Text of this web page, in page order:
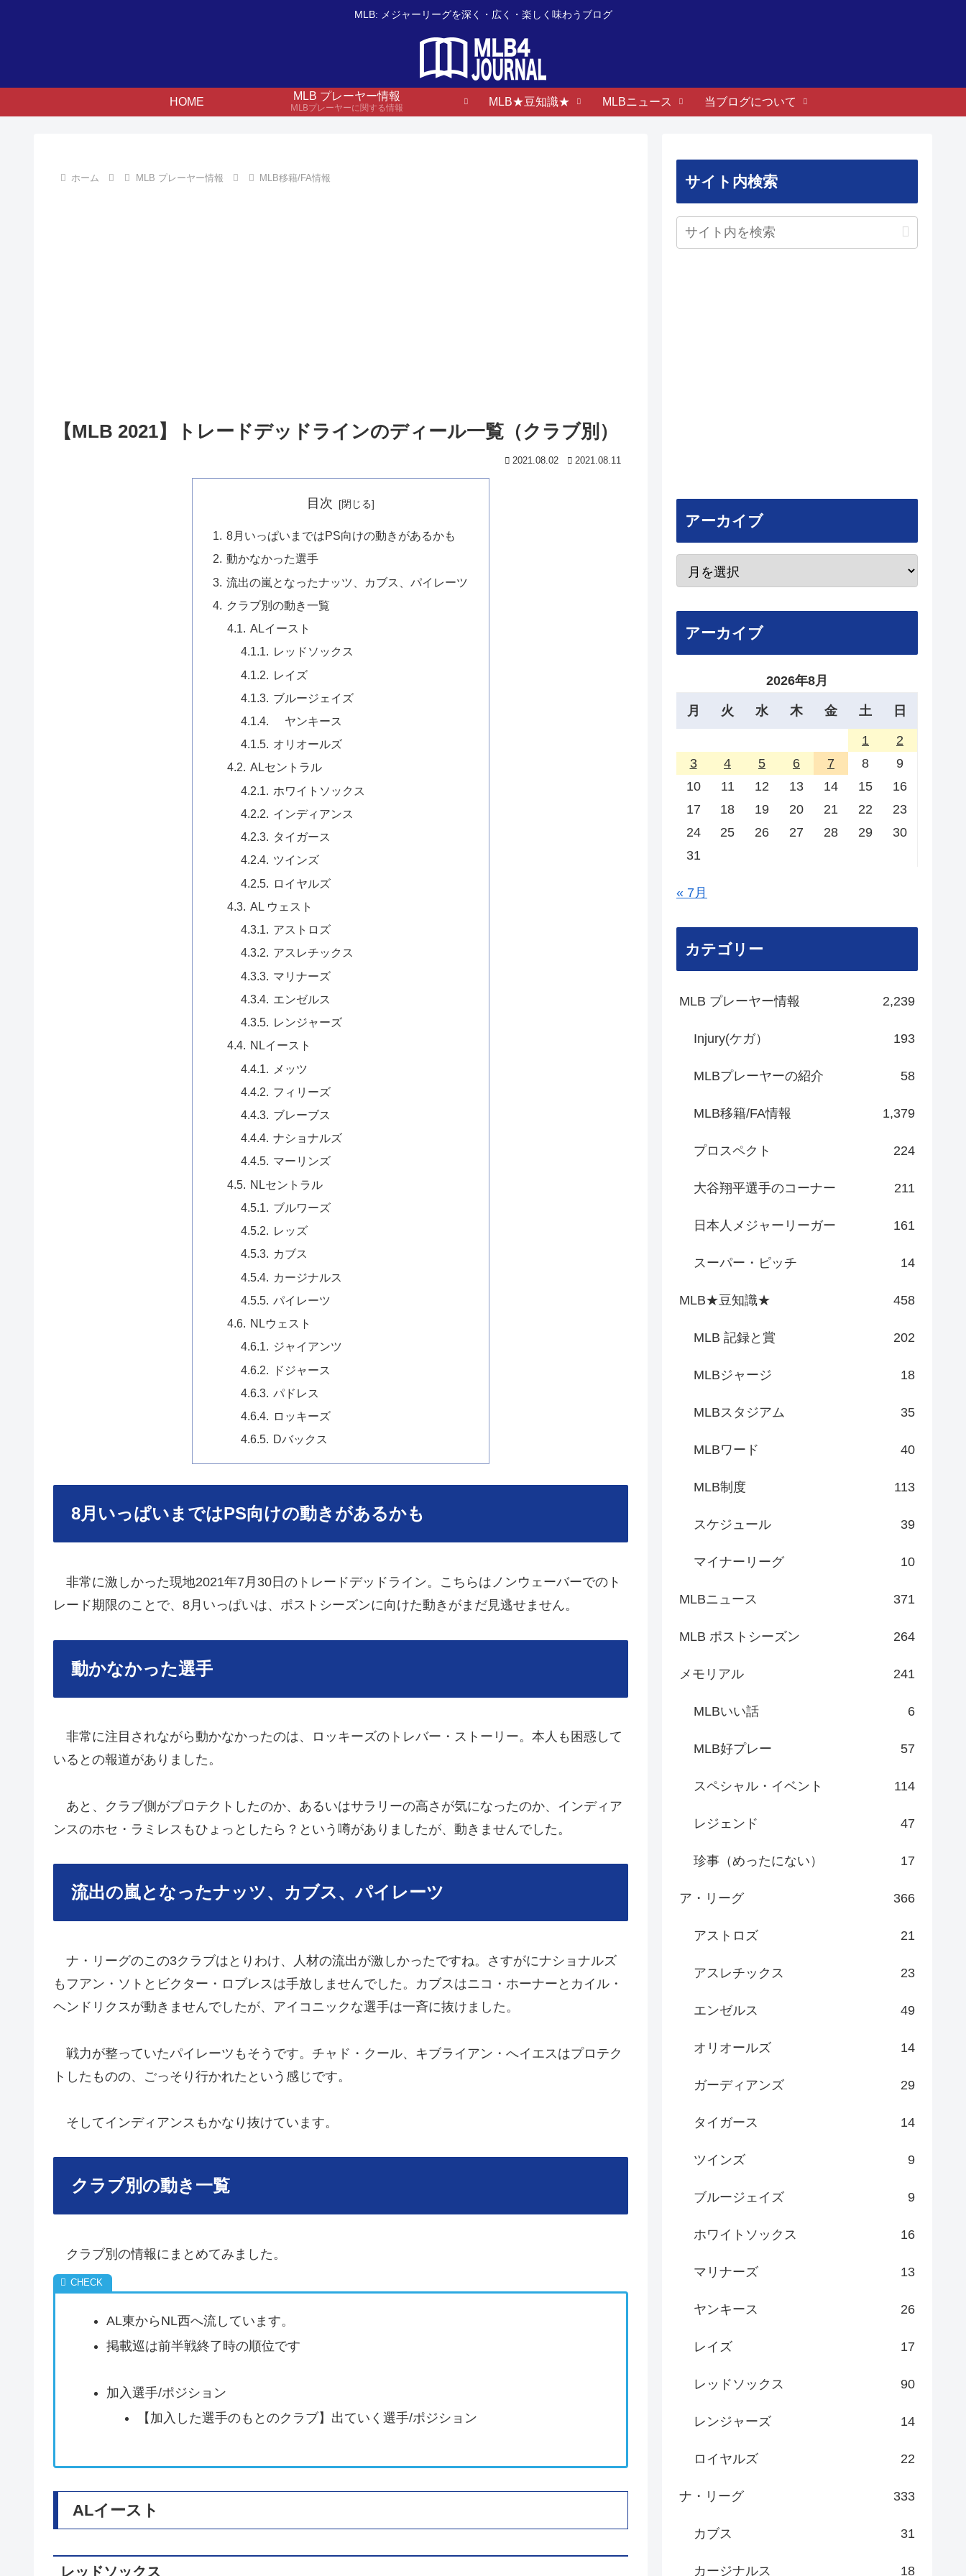
MLB: メジャーリーグを深く・広く・楽しく味わうブログ
HOME
MLB プレーヤー情報
MLBプレーヤーに関する情報
MLB★豆知識★ MLBニュース 当ブログについて
ホーム MLB プレーヤー情報 MLB移籍/FA情報
【MLB 2021】トレードデッドラインのディール一覧（クラブ別）
2021.08.02 2021.08.11
目次
8月いっぱいまではPS向けの動きがあるかも
動かなかった選手
流出の嵐となったナッツ、カブス、パイレーツ
クラブ別の動き一覧
ALイースト
レッドソックス
レイズ
ブルージェイズ
ヤンキース
オリオールズ
ALセントラル
ホワイトソックス
インディアンス
タイガース
ツインズ
ロイヤルズ
AL ウェスト
アストロズ
アスレチックス
マリナーズ
エンゼルス
レンジャーズ
NLイースト
メッツ
フィリーズ
ブレーブス
ナショナルズ
マーリンズ
NLセントラル
ブルワーズ
レッズ
カブス
カージナルス
パイレーツ
NLウェスト
ジャイアンツ
ドジャース
パドレス
ロッキーズ
Dバックス
8月いっぱいまではPS向けの動きがあるかも
非常に激しかった現地2021年7月30日のトレードデッドライン。こちらはノンウェーバーでのト
レード期限のことで、8月いっぱいは、ポストシーズンに向けた動きがまだ見逃せません。
動かなかった選手
非常に注目されながら動かなかったのは、ロッキーズのトレバー・ストーリー。本人も困惑して
いるとの報道がありました。
あと、クラブ側がプロテクトしたのか、あるいはサラリーの高さが気になったのか、インディア
ンスのホセ・ラミレスもひょっとしたら？という噂がありましたが、動きませんでした。
流出の嵐となったナッツ、カブス、パイレーツ
ナ・リーグのこの3クラブはとりわけ、人材の流出が激しかったですね。さすがにナショナルズ
もフアン・ソトとビクター・ロブレスは手放しませんでした。カブスはニコ・ホーナーとカイル・
ヘンドリクスが動きませんでしたが、アイコニックな選手は一斉に抜けました。
戦力が整っていたパイレーツもそうです。チャド・クール、キブライアン・へイエスはプロテク
トしたものの、ごっそり行かれたという感じです。
そしてインディアンスもかなり抜けています。
クラブ別の動き一覧
クラブ別の情報にまとめてみました。
AL東からNL西へ流しています。
掲載巡は前半戦終了時の順位です
加入選手/ポジション
【加入した選手のもとのクラブ】出ていく選手/ポジション
ALイースト
レッドソックス
サイト内検索
アーカイブ
アーカイブ
2026年8月
月 火 水 木 金 土 日
1
2
3
4 5 6 7 8
9
10
11 12 13 14 15
16
17
18 19 20 21 22
23
24
25 26 27 28 29
30
31
« 7月
カテゴリー
MLB プレーヤー情報 2,239
Injury(ケガ） 193
MLBプレーヤーの紹介 58
MLB移籍/FA情報 1,379
プロスペクト 224
大谷翔平選手のコーナー 211
日本人メジャーリーガー 161
スーパー・ピッチ 14
MLB★豆知識★ 458
MLB 記録と賞 202
MLBジャージ 18
MLBスタジアム 35
MLBワード 40
MLB制度 113
スケジュール 39
マイナーリーグ 10
MLBニュース 371
MLB ポストシーズン 264
メモリアル 241
MLBいい話 6
MLB好プレー 57
スペシャル・イベント 114
レジェンド 47
珍事（めったにない） 17
ア・リーグ 366
アストロズ 21
アスレチックス 23
エンゼルス 49
オリオールズ 14
ガーディアンズ 29
タイガース 14
ツインズ 9
ブルージェイズ 9
ホワイトソックス 16
マリナーズ 13
ヤンキース 26
レイズ 17
レッドソックス 90
レンジャーズ 14
ロイヤルズ 22
ナ・リーグ 333
カブス 31
カージナルス 18